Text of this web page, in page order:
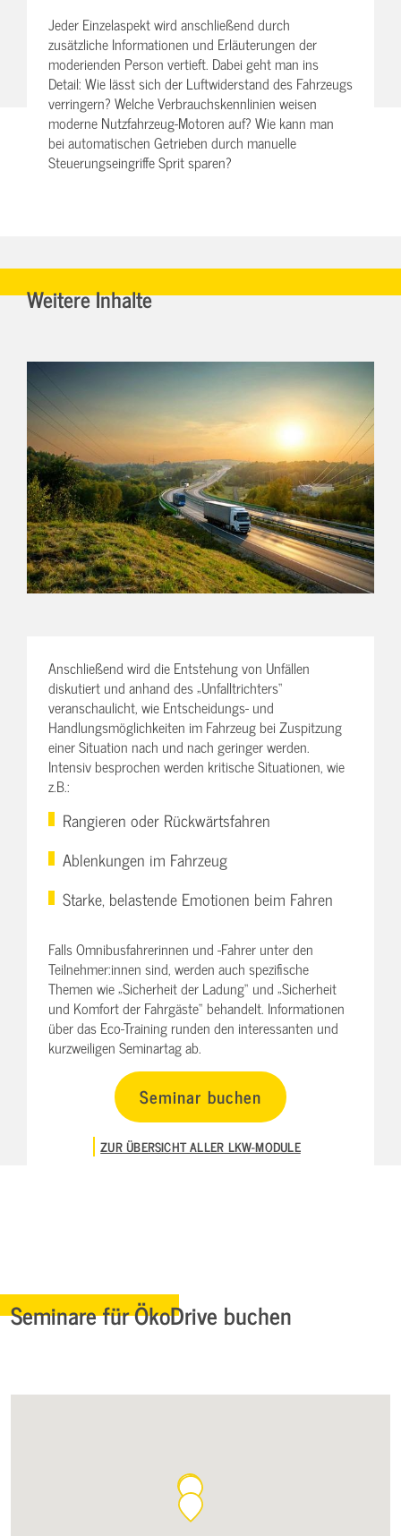
Jeder Einzelaspekt wird anschließend durch
zusätzliche Informationen und Erläuterungen der
moderienden Person vertieft. Dabei geht man ins
Detail: Wie lässt sich der Luftwiderstand des Fahrzeugs
verringern? Welche Verbrauchskennlinien weisen
moderne Nutzfahrzeug-Motoren auf? Wie kann man
bei automatischen Getrieben durch manuelle
Steuerungseingriffe Sprit sparen?
Weitere Inhalte
Anschließend wird die Entstehung von Unfällen
diskutiert und anhand des „Unfalltrichters“
veranschaulicht, wie Entscheidungs- und
Handlungsmöglichkeiten im Fahrzeug bei Zuspitzung
einer Situation nach und nach geringer werden.
Intensiv besprochen werden kritische Situationen, wie
z.B.:
Rangieren oder Rückwärtsfahren
Ablenkungen im Fahrzeug
Starke, belastende Emotionen beim Fahren
Falls Omnibusfahrerinnen und -Fahrer unter den
Teilnehmer:innen sind, werden auch spezifische
Themen wie „Sicherheit der Ladung“ und „Sicherheit
und Komfort der Fahrgäste“ behandelt. Informationen
über das Eco-Training runden den interessanten und
kurzweiligen Seminartag ab.
Seminar buchen
ZUR ÜBERSICHT ALLER LKW-MODULE
Seminare für ÖkoDrive buchen